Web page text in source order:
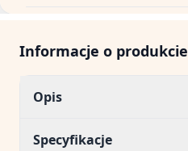
Informacje o produkcie
Opis
Specyfikacje